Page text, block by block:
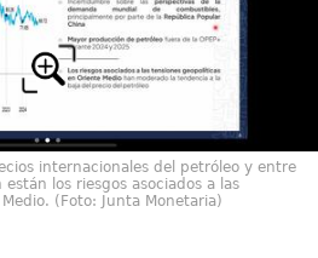
internacionales del petróleo y entre
los riesgos asociados a las
(Foto: Junta Monetaria)